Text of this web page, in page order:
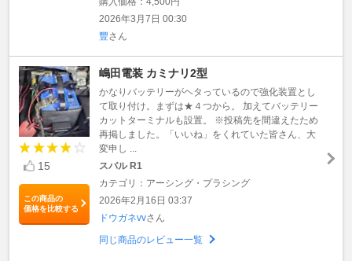
2026年3月7日 00:30
豐さん
15
この商品の
価格を比較する
嶋田電装 カミナリ2型
かなりバッテリーがヘタっているので強化装置とし
て取り付け。まずは★４つから。 加えてバッテリー
カットターミナルも設置。 ※投稿先を間違えたため
再掲しました。「いいね」をくれていた皆さん、大
変申し ...
スバル R1
カテゴリ：アーシング・プラシング
2026年2月16日 03:37
ドウガネvvさん
同じ商品のレビュー一覧